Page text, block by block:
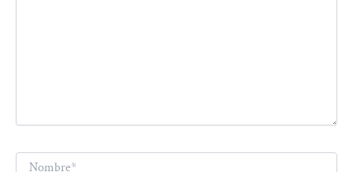
Nombre*